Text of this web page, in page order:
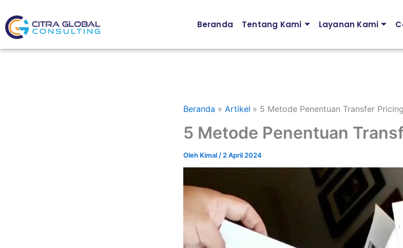
ke
konten
Beranda Tentang Kami Layanan Kami
Beranda Artikel 5 Metode Penentuan Transfer Pricing
5 Metode Penentuan
Oleh Kimal / 2 April 2024